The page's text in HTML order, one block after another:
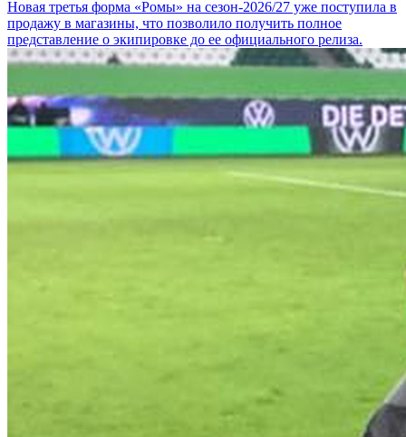
Новая третья форма «Ромы» на сезон-2026/27 уже поступила в
продажу в магазины, что позволило получить полное
представление о экипировке до ее официального релиза.